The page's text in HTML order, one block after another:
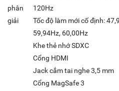
phân
giải
120Hz
Tốc độ làm mới cố định:
59,94Hz, 60,00Hz
Khe thẻ nhớ SDXC
Cổng HDMI
Jack cắm tai nghe 3,5 mm
Cổng MagSafe 3